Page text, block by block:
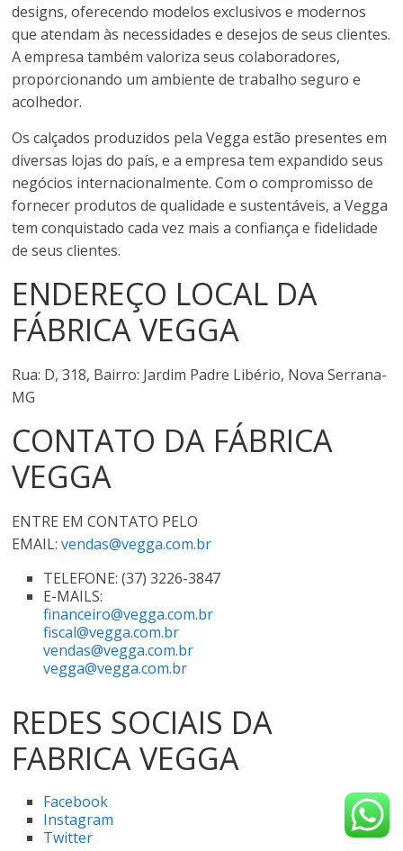
designs, oferecendo modelos exclusivos e modernos
que atendam às necessidades e desejos de seus clientes.
A empresa também valoriza seus colaboradores,
proporcionando um ambiente de trabalho seguro e
acolhedor.
Os calçados produzidos pela Vegga estão presentes em
diversas lojas do país, e a empresa tem expandido seus
negócios internacionalmente. Com o compromisso de
fornecer produtos de qualidade e sustentáveis, a Vegga
tem conquistado cada vez mais a confiança e fidelidade
de seus clientes.
ENDEREÇO LOCAL DA
FÁBRICA VEGGA
Rua: D, 318, Bairro: Jardim Padre Libério, Nova Serrana-
MG
CONTATO DA FÁBRICA
VEGGA
ENTRE EM CONTATO PELO
EMAIL:vendas@vegga.com.br
TELEFONE: (37) 3226-3847
E-MAILS:
financeiro@vegga.com.br
fiscal@vegga.com.br
vendas@vegga.com.br
vegga@vegga.com.br
REDES SOCIAIS DA
FABRICA VEGGA
Facebook
Instagram
Twitter